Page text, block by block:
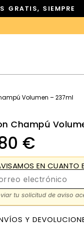
GRATIS, SIEMPRE
Volumen – 237ml
Champú
€
EN CUANTO
tu solicitud de aviso
Y